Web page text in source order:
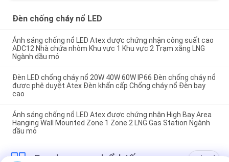
Đèn chống cháy nổ LED
Ánh sáng chống nổ LED Atex được chứng nhận công suất cao
ADC12 Nhà chứa nhôm Khu vực 1 Khu vực 2 Trạm xăng LNG
Ngành dầu mỏ
Đèn LED chống cháy nổ 20W 40W 60W IP66 Đèn chống cháy nổ
được phê duyệt Atex Đèn khẩn cấp Chống cháy nổ Đèn bay
cao
Ánh sáng chống nổ LED Atex được chứng nhận High Bay Area
Hanging Wall Mounted Zone 1 Zone 2 LNG Gas Station Ngành
dầu mỏ
Tất cả